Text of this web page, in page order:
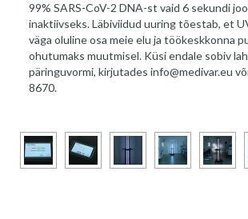
99% SARS-CoV-2 DNA-st vaid 6 sekundi
inaktiivseks. Läbiviidud uuring tõestab, et
väga oluline osa meie elu ja töökeskkonna
ohutumaks muutmisel. Küsi endale sobiv
päringuvormi, kirjutades info@medivar.eu
8670.